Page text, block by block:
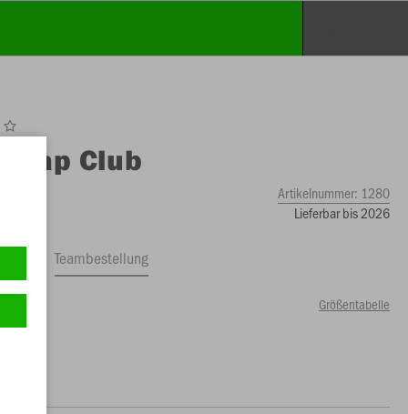
Cap Club
Artikelnummer: 1280
Lieferbar bis 2026
Teambestellung
Größentabelle
€)